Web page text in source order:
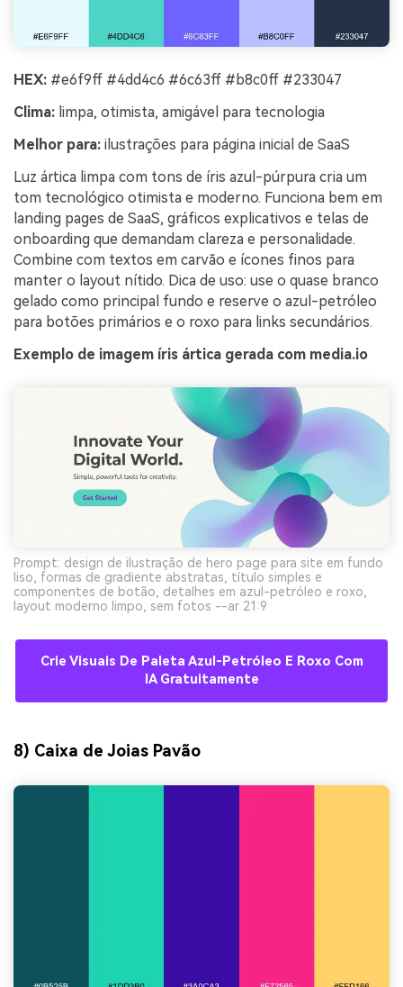
HEX: #e6f9ff #4dd4c6 #6c63ff #b8c0ff #233047
Clima: limpa, otimista, amigável para tecnologia
Melhor para: ilustrações para página inicial de SaaS
Luz ártica limpa com tons de íris azul-púrpura cria um
tom tecnológico otimista e moderno. Funciona bem em
landing pages de SaaS, gráficos explicativos e telas de
onboarding que demandam clareza e personalidade.
Combine com textos em carvão e ícones finos para
manter o layout nítido. Dica de uso: use o quase branco
gelado como principal fundo e reserve o azul-petróleo
para botões primários e o roxo para links secundários.
Exemplo de imagem íris ártica gerada com media.io
Prompt: design de ilustração de hero page para site em fundo
liso, formas de gradiente abstratas, título simples e
componentes de botão, detalhes em azul-petróleo e roxo,
layout moderno limpo, sem fotos --ar 21:9
Crie Visuais De Paleta Azul-Petróleo E Roxo Com
IA Gratuitamente
8) Caixa de Joias Pavão